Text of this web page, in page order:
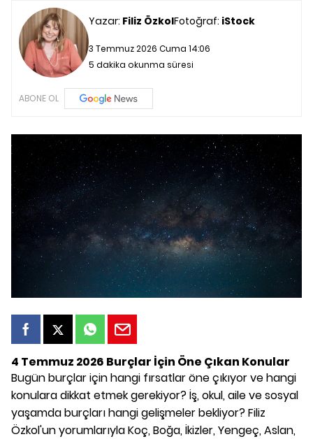
Yazar: Filiz ÖzkolFotoğraf: iStock
3 Temmuz 2026 Cuma 14:06
5 dakika okunma süresi
ABONE OL
4 Temmuz 2026 Burçlar İçin Öne Çıkan Konular
Bugün burçlar için hangi fırsatlar öne çıkıyor ve hangi
konulara dikkat etmek gerekiyor? İş, okul, aile ve sosyal
yaşamda burçları hangi gelişmeler bekliyor? Filiz
Özkol'un yorumlarıyla Koç, Boğa, İkizler, Yengeç, Aslan,